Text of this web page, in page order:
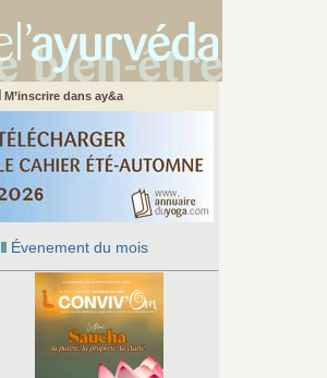
M’inscrire dans ay&a
Évenement du mois